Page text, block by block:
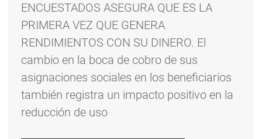
ENCUESTADOS ASEGURA QUE ES LA
PRIMERA VEZ QUE GENERA
RENDIMIENTOS CON SU DINERO. El
cambio en la boca de cobro de sus
asignaciones sociales en los beneficiarios
también registra un impacto positivo en la
reducción de uso